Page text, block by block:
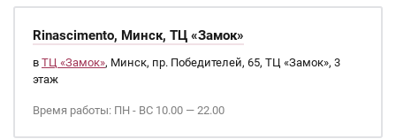
Rinascimento, Минск, ТЦ «Замок»
в ТЦ «Замок», Минск, пр. Победителей, 65, ТЦ «Замок», 3
этаж
Время работы: ПН - ВС 10.00 — 22.00